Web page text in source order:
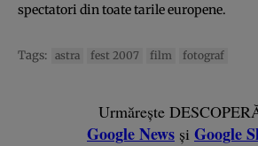
spectatori din toate tarile europene.
Tags: astra fest 2007 film fotograf
Urmărește
Google News și Google